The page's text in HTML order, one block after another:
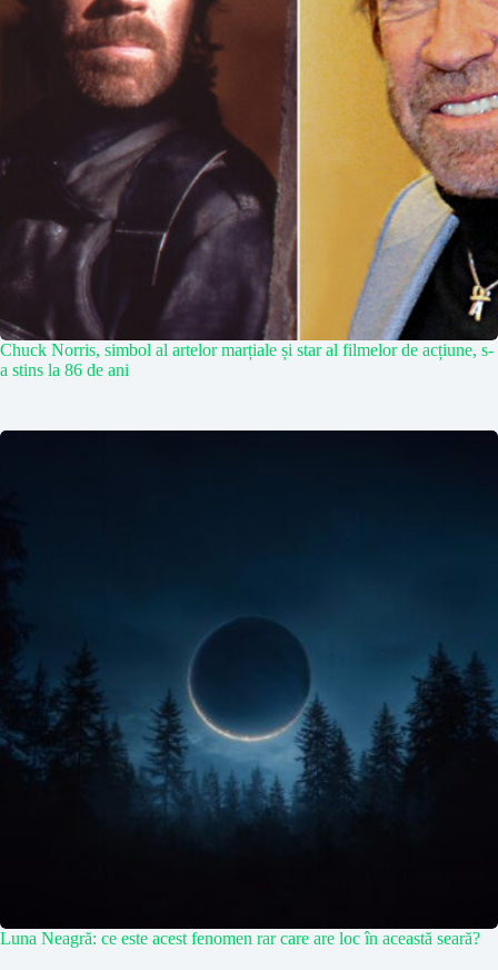
Chuck Norris, simbol al artelor marțiale și star al filmelor de acțiune, s-
a stins la 86 de ani
Luna Neagră: ce este acest fenomen rar care are loc în această seară?